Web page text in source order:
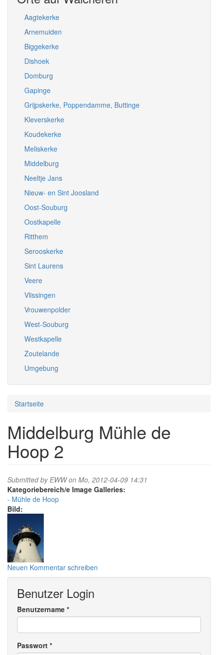
Aagtekerke
Arnemuiden
Biggekerke
Dishoek
Domburg
Gapinge
Grijpskerke, Poppendamme, Buttinge
Kleverskerke
Koudekerke
Meliskerke
Middelburg
Neeltje Jans
Nieuw- en Sint Joosland
Oost-Souburg
Oostkapelle
Ritthem
Serooskerke
Sint Laurens
Veere
Vlissingen
Vrouwenpolder
West-Souburg
Westkapelle
Zoutelande
Umgebung
Startseite
Middelburg Mühle de
Hoop 2
Submitted byEWWon Mo, 2012-04-09 14:31
Image Galleries:
Mühle de Hoop
Bild:
Neuen Kommentar schreiben
Benutzer Login
Benutzername *
Passwort *